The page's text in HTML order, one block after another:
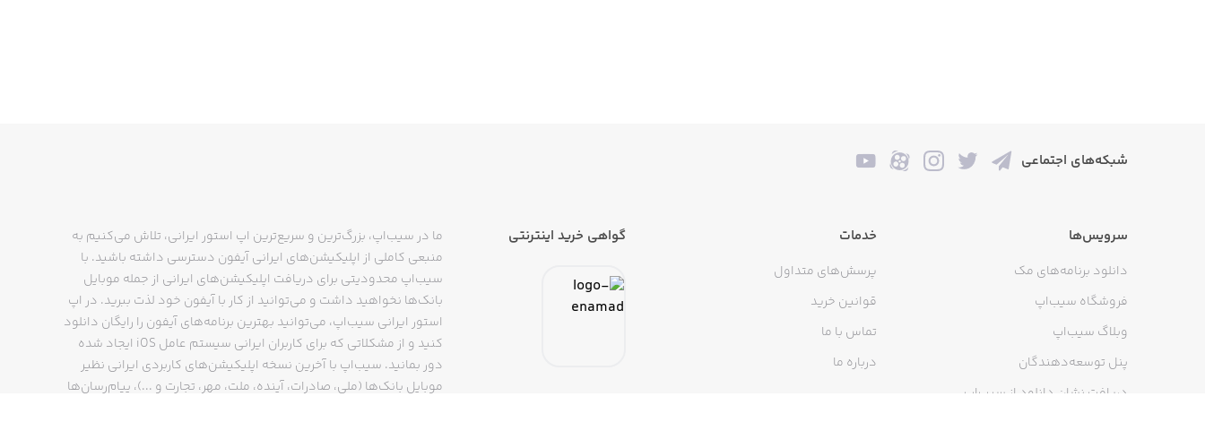
شبکه‌های اجتماعی
سرویس‌ها
دانلود برنامه‌های مک
فروشگاه سیب‌اپ
وبلاگ سیب‌اپ
پنل توسعه‌دهندگان
دریافت نشان دانلود از سیب‌اپ
خدمات
پرسش‌های متداول
قوانین خرید
تماس با ما
درباره ما
گواهی خرید اینترنتی
ما در سیب‌اپ، بزرگ‌ترین و سریع‌ترین اپ استور ایرانی، تلاش می‌کنیم به
منبعی کاملی از اپلیکیشن‌های ایرانی آیفون دسترسی داشته باشید. با
سیب‌اپ محدودیتی برای دریافت اپلیکیشن‌های ایرانی از جمله موبایل
بانک‌ها نخواهید داشت و می‌توانید از کار با آیفون خود لذت ببرید. در اپ
استور ایرانی سیب‌اپ، می‌توانید بهترین برنامه‌های آیفون را رایگان دانلود
کنید و از مشکلاتی که برای کاربران ایرانی سیستم عامل iOS ایجاد شده
دور بمانید. سیب‌اپ با آخرین نسخه اپلیکیشن‌های کاربردی ایرانی نظیر
موبایل بانک‌ها (ملی، صادرات، آینده، ملت، مهر، تجارت و ...)، پیام‌رسان‌ها